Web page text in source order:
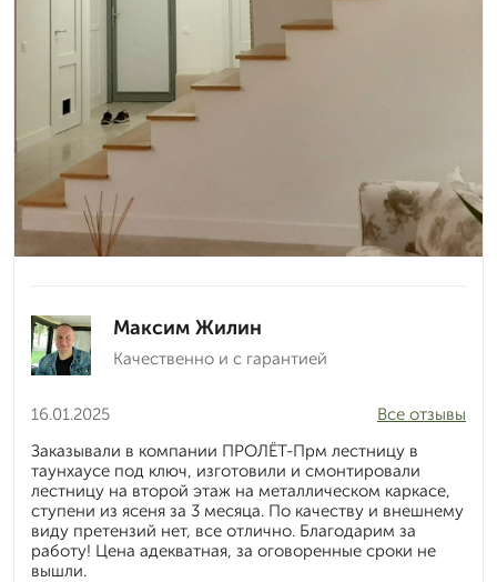
Максим Жилин
Качественно и с гарантией
16.01.2025
Все отзывы
Заказывали в компании ПРОЛЁТ-Прм лестницу в
таунхаусе под ключ, изготовили и смонтировали
лестницу на второй этаж на металлическом каркасе,
ступени из ясеня за 3 месяца. По качеству и внешнему
виду претензий нет, все отлично. Благодарим за
работу! Цена адекватная, за оговоренные сроки не
вышли.